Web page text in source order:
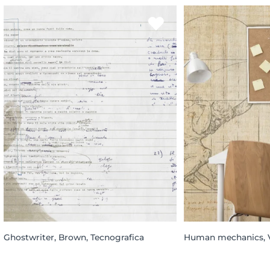
Ghostwriter, Brown, Tecnografica Human mechanics,